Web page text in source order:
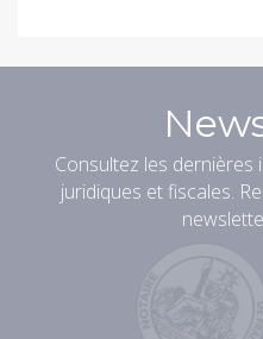
Consultez les dernières
juridiques et fiscales.